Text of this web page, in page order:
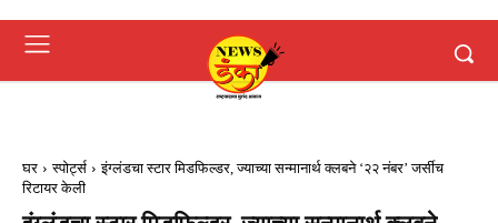
घर स्पोर्ट्स
इंग्लंडचा स्टार मिडफिल्डर, ज्याच्या सन्मानार्थ क्लबने ‘२२ नंबर’ जर्सीच
रिटायर केली